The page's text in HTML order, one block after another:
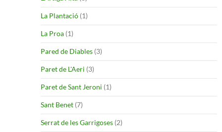
La Plantació (1)
La Proa (1)
Pared de Diables (3)
Paret de L'Aeri (3)
Paret de Sant Jeroni (1)
Sant Benet (7)
Serrat de les Garrigoses (2)